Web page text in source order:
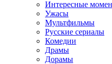
Интересные
Ужасы
Мультфильмы
Русские сериалы
Комедии
Драмы
Дорамы